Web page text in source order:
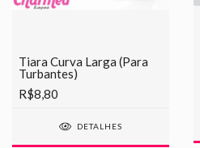
Tiara Curva Larga (Para
Turbantes)
R$8,80
DETALHES